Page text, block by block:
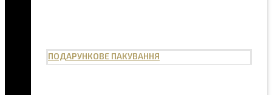
ПОДАРУНКОВЕ ПАКУВАННЯ